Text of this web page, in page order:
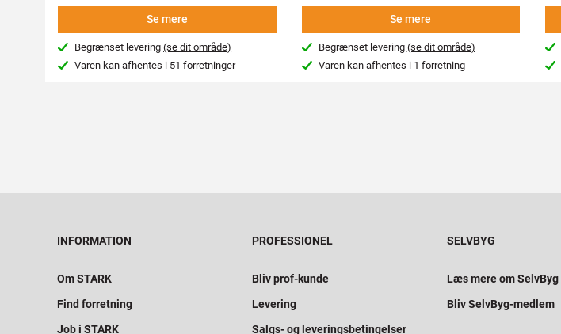
Se mere
Begrænset levering(se dit område)
Varen kan afhentes i 51 forretninger
Se mere
Begrænset levering (se dit område)
Varen kan afhentes i 1 forretning
INFORMATION
Om STARK
Find forretning
Job i STARK
PROFESSIONEL
Bliv prof-kunde
Levering
Salgs- og leveringsbetingelser
SELVBYG
Læs mere om SelvByg
Bliv SelvByg-medlem